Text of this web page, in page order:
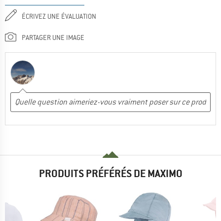
ÉCRIVEZ UNE ÉVALUATION
PARTAGER UNE IMAGE
PRODUITS PRÉFÉRÉS DE MAXIMO